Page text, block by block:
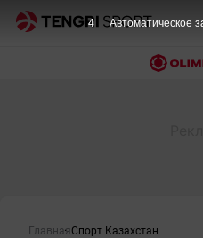
Главная Спорт Казахстан
4 Автоматическое